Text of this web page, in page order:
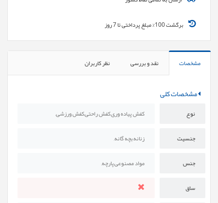
برگشت 100% مبلغ پرداختی تا 7 روز
مشخصات نقد و بررسی نظر کاربران
مشخصات کلی
نوع کفش پیاده وری,کفش راحتی,کفش ورزشی,
جنسیت زنانه,بچه گانه,
جنس مواد مصنوعی,پارچه,
ساق